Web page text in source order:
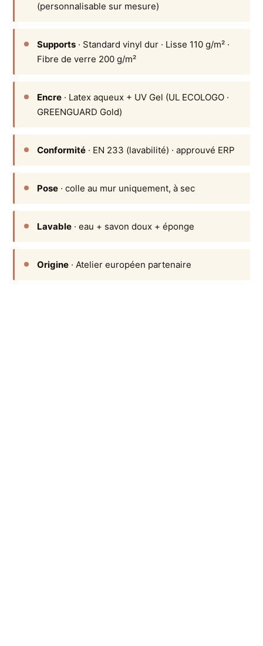
(personnalisable sur mesure)
Supports · Standard vinyl dur · Lisse 110 g/m² ·
Fibre de verre 200 g/m²
Encre · Latex aqueux + UV Gel (UL ECOLOGO ·
GREENGUARD Gold)
Conformité · EN 233 (lavabilité) · approuvé ERP
Pose · colle au mur uniquement, à sec
Lavable · eau + savon doux + éponge
Origine · Atelier européen partenaire